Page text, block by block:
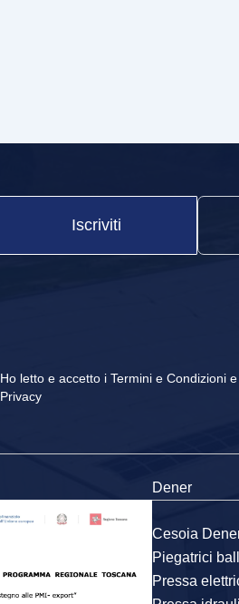
Iscriviti
Ho letto e accetto i Termini e Condizioni
Privacy
Dener
Cesoia
Piegatrici
Pressa